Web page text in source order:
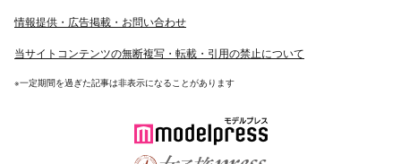
情報提供・広告掲載・お問い合わせ
当サイトコンテンツの無断複写・転載・引用の禁止について
※一定期間を過ぎた記事は非表示になることがあります